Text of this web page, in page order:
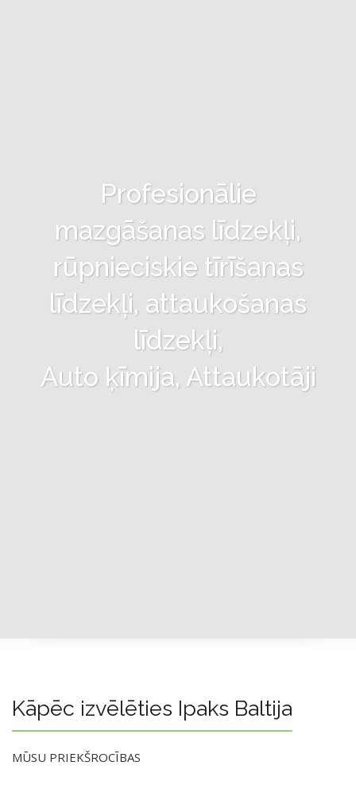
Profesionālie
mazgāšanas līdzekļi,
rūpnieciskie tīrīšanas
līdzekļi, attaukošanas
līdzekļi,
Auto ķīmija, Attaukotāji
Kāpēc izvēlēties Ipaks Baltija
MŪSU PRIEKŠROCĪBAS